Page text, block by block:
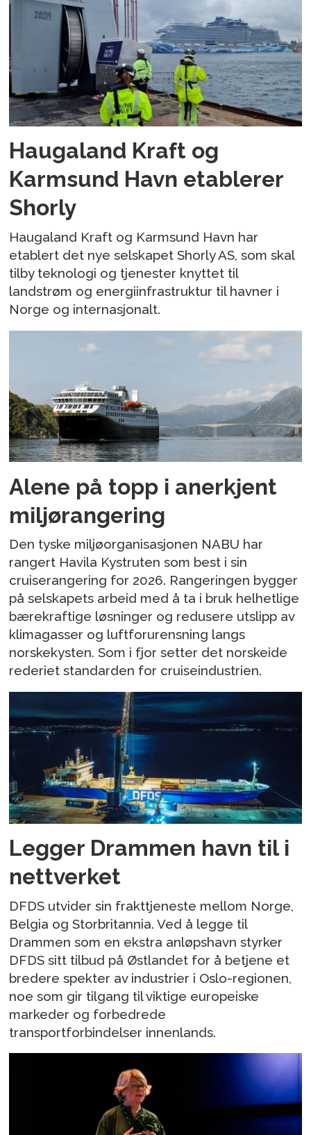
Haugaland Kraft og
Karmsund Havn etablerer
Shorly
Haugaland Kraft og Karmsund Havn har
etablert det nye selskapet Shorly AS, som skal
tilby teknologi og tjenester knyttet til
landstrøm og energiinfrastruktur til havner i
Norge og internasjonalt.
Alene på topp i anerkjent
miljørangering
Den tyske miljøorganisasjonen NABU har
rangert Havila Kystruten som best i sin
cruiserangering for 2026. Rangeringen bygger
på selskapets arbeid med å ta i bruk helhetlige
bærekraftige løsninger og redusere utslipp av
klimagasser og luftforurensning langs
norskekysten. Som i fjor setter det norskeide
rederiet standarden for cruiseindustrien.
Legger Drammen havn til i
nettverket
DFDS utvider sin frakttjeneste mellom Norge,
Belgia og Storbritannia. Ved å legge til
Drammen som en ekstra anløpshavn styrker
DFDS sitt tilbud på Østlandet for å betjene et
bredere spekter av industrier i Oslo-regionen,
noe som gir tilgang til viktige europeiske
markeder og forbedrede
transportforbindelser innenlands.